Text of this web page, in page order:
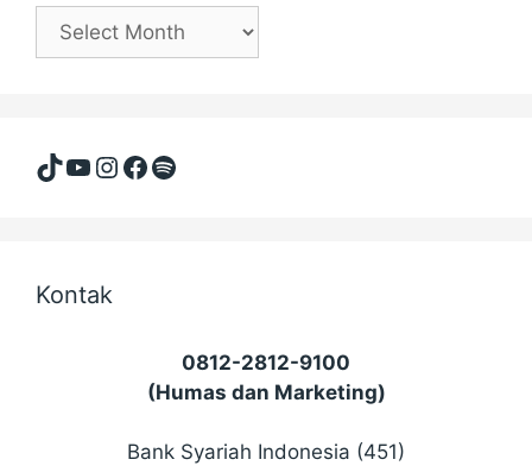
Arsip
(masehi)
TikTok
YouTube
Instagram
Facebook
Spotify
Kontak
0812-2812-9100
(Humas dan Marketing)
Bank Syariah Indonesia (451)